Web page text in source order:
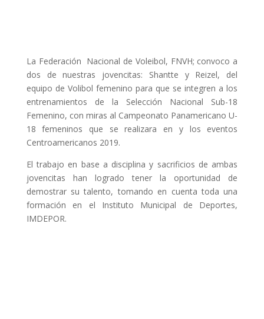
La Federación Nacional de Voleibol, FNVH; convoco a
dos de nuestras jovencitas: Shantte y Reizel, del
equipo de Volibol femenino para que se integren a los
entrenamientos de la Selección Nacional Sub-18
Femenino, con miras al Campeonato Panamericano U-
18 femeninos que se realizara en y los eventos
Centroamericanos 2019.
El trabajo en base a disciplina y sacrificios de ambas
jovencitas han logrado tener la oportunidad de
demostrar su talento, tomando en cuenta toda una
formación en el Instituto Municipal de Deportes,
IMDEPOR.